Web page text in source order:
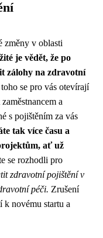
změny v oblasti
je vědět, že po
zálohy na zdravotní
se pro vás otevírají
a
s pojištěním za vás
tak více času a
ať už
se rozhodli pro
zdravotní pojištění v
péči. Zrušení
novému startu a